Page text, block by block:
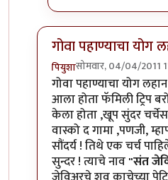
गोवा पहाण्याचा योग
पियुशासोमवार, 04/04/2011
In reply toअभिनंदन..
गोवा पहाण्याचा योग
आला होता फॅमिली ट्रिप
केला होता ,खूप सुंदर
वास्को द गामा ,पणजी,
सौंदर्य ! तिथे एक चर्च
सुन्दर ! त्याचे नाव"संत